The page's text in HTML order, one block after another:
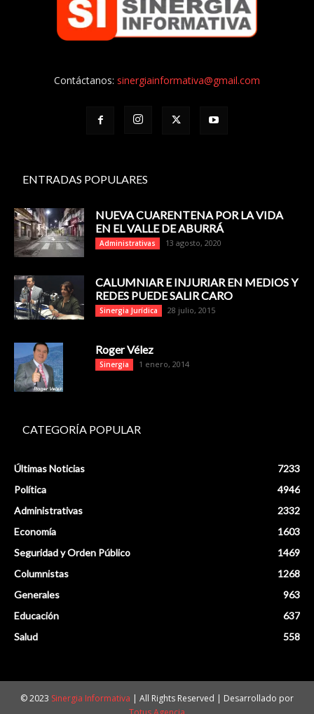
Contáctanos: sinergiainformativa@gmail.com
ENTRADAS POPULARES
NUEVA CUARENTENA POR LA VIDA
EN EL VALLE DE ABURRÁ
Administrativas 13 agosto, 2020
CALUMNIAR E INJURIAR EN MEDIOS Y
REDES PUEDE SALIR CARO
Sinergia Jurídica 28 julio, 2015
Roger Vélez
Sinergia 1 enero, 2014
CATEGORÍA POPULAR
Últimas Noticias
7233
Política
4946
Administrativas
2332
Economía
1603
Seguridad y Orden Público
1469
Columnistas
1268
Generales
963
Educación
637
Salud
558
© 2023 Sinergia Informativa | All Rights Reserved | Desarrollado por